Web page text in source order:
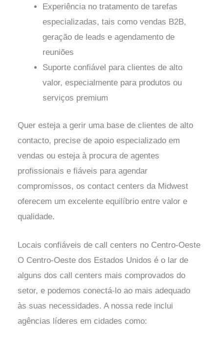
Experiência no tratamento de tarefas
especializadas, tais como vendas B2B,
geração de leads e agendamento de
reuniões
Suporte confiável para clientes de alto
valor, especialmente para produtos ou
serviços premium
Quer esteja a gerir uma base de clientes de alto
contacto, precise de apoio especializado em
vendas ou esteja à procura de agentes
profissionais e fiáveis para agendar
compromissos, os contact centers da Midwest
oferecem um excelente equilíbrio entre valor e
qualidade.
Locais confiáveis de call centers no Centro-Oeste
O Centro-Oeste dos Estados Unidos é o lar de
alguns dos call centers mais comprovados do
setor, e podemos conectá-lo ao mais adequado
às suas necessidades. A nossa rede inclui
agências líderes em cidades como: